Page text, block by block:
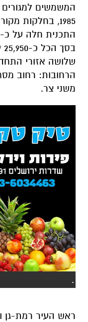
המשמשים למגורים
שלושה אזורי
הרחובות: רחוב
משני צר.
.
ראש העיר רמת-גן